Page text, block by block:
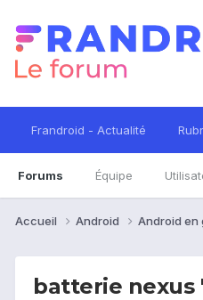
Frandroid - Actualité
Forums Équipe
Accueil Android Android en
batterie nexus '